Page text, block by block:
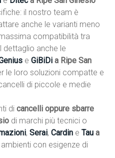
il nostro team è
anche le varianti meno
compatibilità tra
dettaglio anche le
eGiBiDi a Ripe San
le loro soluzioni compatte e
di piccole e medie
dicancelli oppure sbarre
di marchi più tecnici o
,Serai,Cardin eTau a
con esigenze di